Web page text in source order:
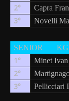
2° Capra
3° Novelli
SENIOR
1° Minet Ivan
2°
3° Pellicciari